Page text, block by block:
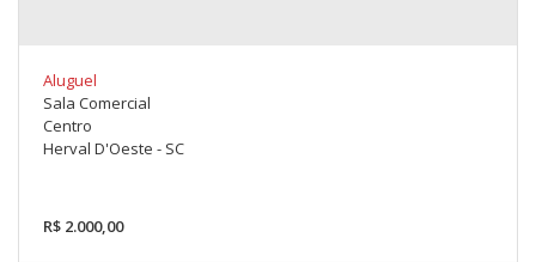
Aluguel
Sala Comercial
Centro
Herval D'Oeste - SC
R$ 2.000,00